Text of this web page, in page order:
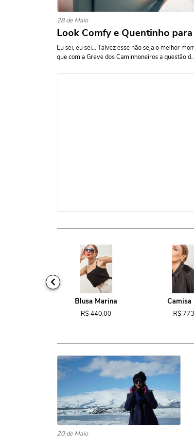
28 de Maio
Look Comfy e Quentinho
Eu sei, eu sei… Talvez esse não seja o melhor
que com a Greve dos Caminhoneiros a questão
Blusa Marina
R$ 440,00
Camisa
R$
20 de Maio